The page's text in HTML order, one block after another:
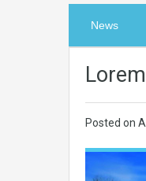
News
Posted on